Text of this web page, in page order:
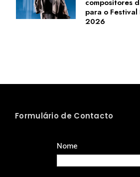
compositores
para o Festival
2026
Formulário de Contacto
Nome